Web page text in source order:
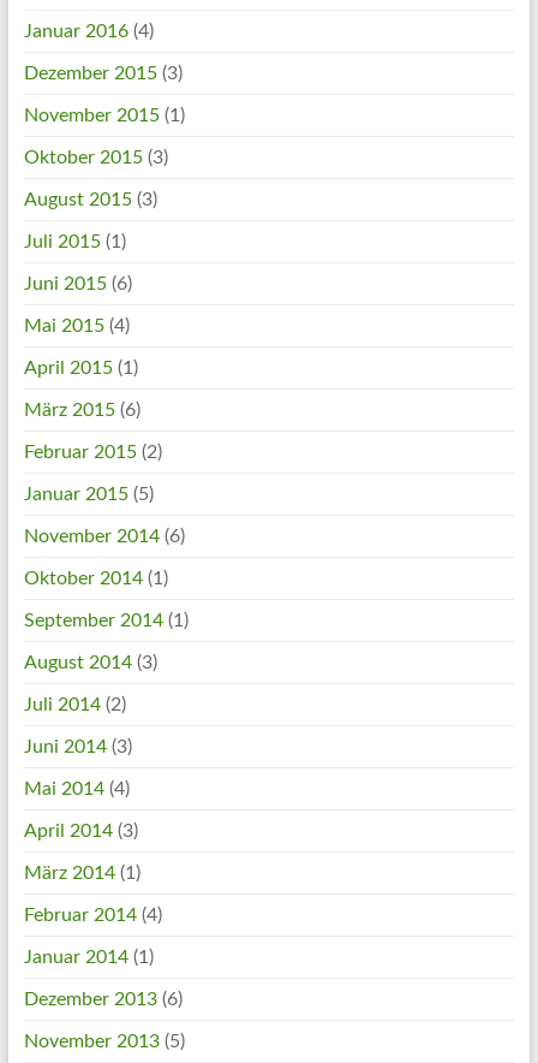
Januar 2016(4)
Dezember 2015(3)
November 2015(1)
Oktober 2015(3)
August 2015(3)
Juli 2015(1)
Juni 2015(6)
Mai 2015(4)
April 2015(1)
März 2015(6)
Februar 2015(2)
Januar 2015(5)
November 2014(6)
Oktober 2014(1)
September 2014(1)
August 2014(3)
Juli 2014(2)
Juni 2014(3)
Mai 2014(4)
April 2014(3)
März 2014(1)
Februar 2014(4)
Januar 2014(1)
Dezember 2013(6)
November 2013(5)